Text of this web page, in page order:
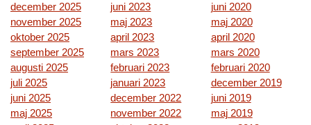
december 2025
november 2025
oktober 2025
september 2025
augusti 2025
juli 2025
juni 2025
maj 2025
juni 2023
maj 2023
april 2023
mars 2023
februari 2023
januari 2023
december 2022
november 2022
juni 2020
maj 2020
april 2020
mars 2020
februari 2020
december 2019
juni 2019
maj 2019